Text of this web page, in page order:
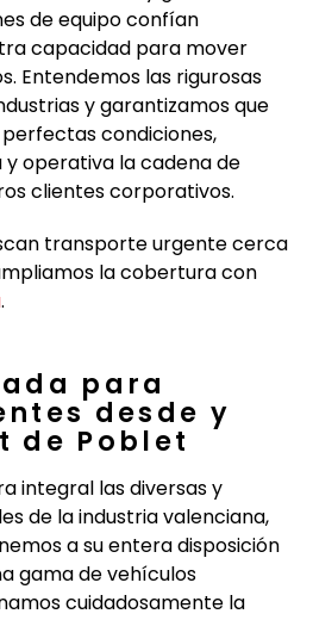
de equipo confían
capacidad para mover
Entendemos las rigurosas
y garantizamos que
condiciones,
operativa la cadena de
clientes corporativos.
transporte urgente cerca
la cobertura con
.
para
desde y
de Poblet
integral las diversas y
de la industria valenciana,
a su entera disposición
gama de vehículos
cuidadosamente la